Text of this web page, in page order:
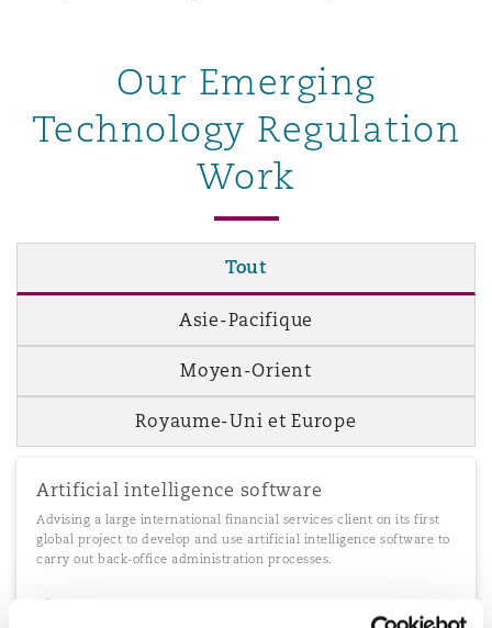
Our Emerging
Technology Regulation
Work
Tout
Asie-Pacifique
Moyen-Orient
Royaume-Uni et Europe
Artificial intelligence software
Advising a large international financial services client on its first
global project to develop and use artificial intelligence software to
carry out back-office administration processes.